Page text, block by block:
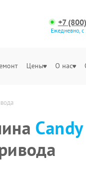
+7
Ежедневно,
Цены О нас
Candy